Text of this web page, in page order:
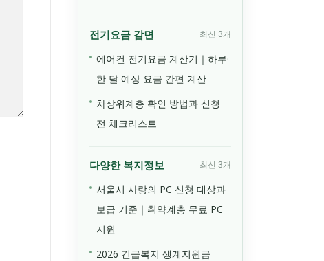
전기요금 감면 최신 3개
에어컨 전기요금 계산기｜하루·
한 달 예상 요금 간편 계산
차상위계층 확인 방법과 신청
전 체크리스트
다양한 복지정보 최신 3개
서울시 사랑의 PC 신청 대상과
보급 기준｜취약계층 무료 PC
지원
2026 긴급복지 생계지원금